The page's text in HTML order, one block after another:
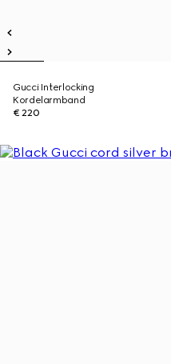
Gucci Interlocking
Kordelarmband
€ 220